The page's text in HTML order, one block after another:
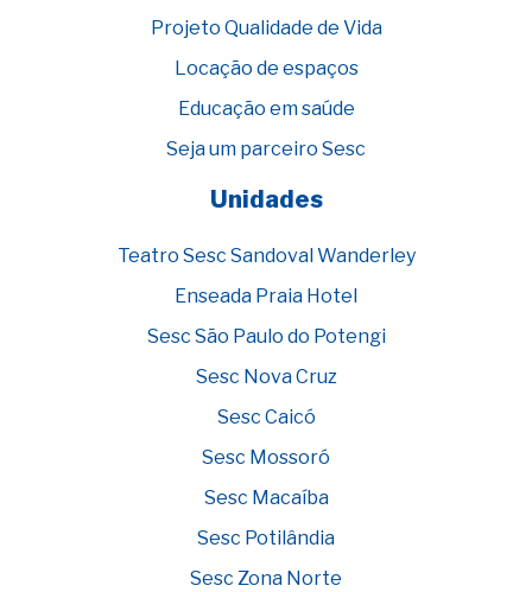
Projeto Qualidade de Vida
Locação de espaços
Educação em saúde
Seja um parceiro Sesc
Unidades
Teatro Sesc Sandoval Wanderley
Enseada Praia Hotel
Sesc São Paulo do Potengi
Sesc Nova Cruz
Sesc Caicó
Sesc Mossoró
Sesc Macaíba
Sesc Potilândia
Sesc Zona Norte